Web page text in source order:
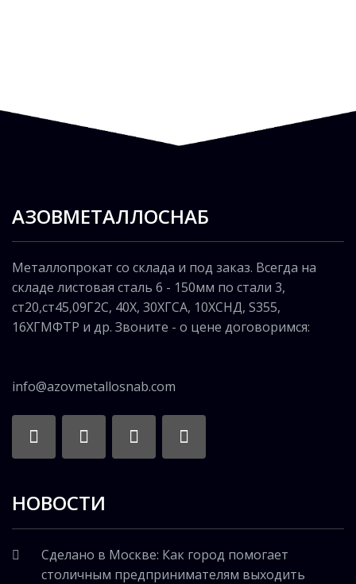
АЗОВМЕТАЛЛОСНАБ
Металлопрокат со склада и под заказ. Всегда на
складе листовая сталь 6 - 150мм по стали 3,
ст20,ст45,09Г2С, 40Х, 30ХГСА, 10ХСНД, S355,
16ХГМФТР и др. Звоните - о цене договоримся:
info@azovmetallosnab.com
НОВОСТИ
Сделано в Москве: Как город помогает
столичным предпринимателям выходить